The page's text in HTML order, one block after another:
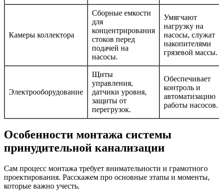
Камеры коллектора
Сборные емкости
для
концентрирования
стоков перед
подачей на
насосы.
Умягчают
нагрузку на
насосы, служат
накопителями
грязевой массы.
Электрооборудование
Щиты
управления,
датчики уровня,
защиты от
перегрузок.
Обеспечивает
контроль и
автоматизацию
работы насосов.
Особенности монтажа системы
принудительной канализации
Сам процесс монтажа требует внимательности и грамотного
проектирования. Расскажем про основные этапы и моменты,
которые важно учесть.